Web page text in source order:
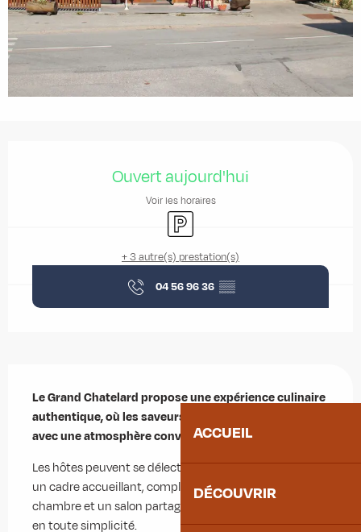
ACCUEIL
DÉCOUVRIR
Ouvert aujourd'hui
Voir les horaires
Parking
+ 3 autre(s) prestation(s)
04 56 96 36 ▒▒
Le Grand Chatelard propose une expérience culinaire
authentique, où les saveurs locales s'entrelacent
avec une atmosphère conviviale.
Les hôtes peuvent se délecter de plats savoureux dans
un cadre accueillant, complété par un service en
chambre et un salon partagé où l'on peut se détendre
en toute simplicité.